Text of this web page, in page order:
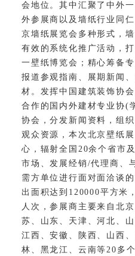
会地位。其中汇聚了中外
外参展商以及墙纸行业同
京墙纸展览会多种形式，
有效的系统化推广活动，
一壁纸博览会；精心筹备
报道参观指南、展期新闻
材。发挥中国建筑装饰协
合作的国内外建材专业协(
协会，分发新闻资料，组
观众资源，本次北京壁纸
心，辐射全国20余个省市
市场、发展经销/代理商、
需方单位进行面对面洽谈
出面积达到120000平方米
人次，参展商主要来自北
苏、山东、天津、河北、
江西、安徽、陕西、山西
林、黑龙江、云南等20多